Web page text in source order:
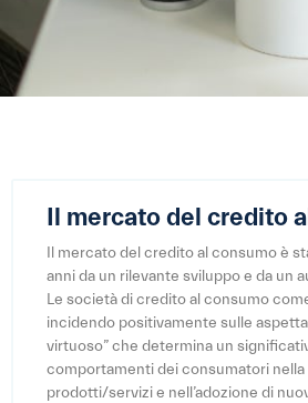
Il mercato del credito
Il mercato del credito al consumo è
anni da un rilevante sviluppo e da un
Le società di credito al consumo
incidendo positivamente sulle
virtuoso” che determina un
comportamenti dei consumatori
prodotti/servizi e nell’adozione di